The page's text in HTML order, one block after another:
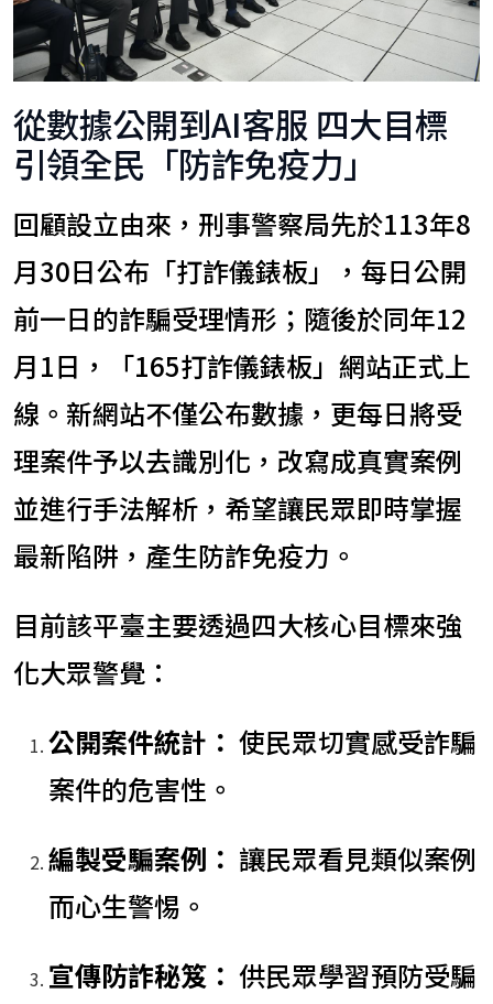
從數據公開到AI客服 四大目標
引領全民「防詐免疫力」
回顧設立由來，刑事警察局先於113年8
月30日公布「打詐儀錶板」，每日公開
前一日的詐騙受理情形；隨後於同年12
月1日，「165打詐儀錶板」網站正式上
線。新網站不僅公布數據，更每日將受
理案件予以去識別化，改寫成真實案例
並進行手法解析，希望讓民眾即時掌握
最新陷阱，產生防詐免疫力。
目前該平臺主要透過四大核心目標來強
化大眾警覺：
公開案件統計： 使民眾切實感受詐騙
案件的危害性。
編製受騙案例： 讓民眾看見類似案例
而心生警惕。
宣傳防詐秘笈： 供民眾學習預防受騙